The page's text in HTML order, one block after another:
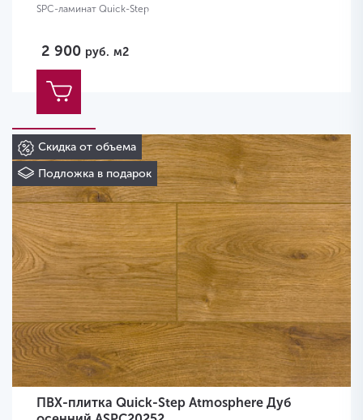
SPC-ламинат Quick-Step
2 900 руб. м2
Скидка от объема
Подложка в подарок
ПВХ-плитка Quick-Step Atmosphere Дуб